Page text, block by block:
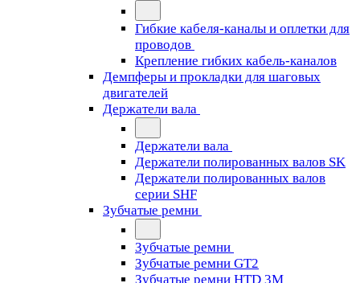
Гибкие кабеля-каналы и оплетки для
проводов
Крепление гибких кабель-каналов
Демпферы и прокладки для шаговых
двигателей
Держатели вала
Держатели вала
Держатели полированных валов SK
Держатели полированных валов
серии SHF
Зубчатые ремни
Зубчатые ремни
Зубчатые ремни GT2
Зубчатые ремни HTD 3M